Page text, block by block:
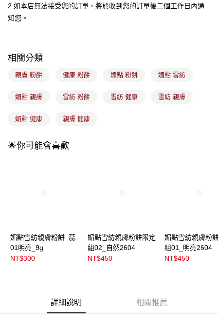
大哥付你分期
相關說明
流程，驗證手機門號後，選擇欲分期的期數、繳款截止日，確認付款後即完
3.實際核准額度、可分期數及費用金額請依後續交易確認頁面所載為準。
消。如遇「轉專審核」未通過狀況，表示未達大哥付你分期系統評分，恕無
1.分期款項不併入電信帳單，「大哥付你分期」於每月結算日後寄送繳費提
帳／街口支付／iPASS MONEY」等通路繳費。
運送方式
全家取貨付款
每筆NT$100，滿NT$899(含以上)免運費
7-11取貨付款
付款後門市自取
每筆NT$100，滿NT$399(含以上)免運費
2.如本店無法接受您的訂單，將於收到您的訂單後二個工作日內通
知您。
相關分類
親膚 粉餅 健康 粉餅 媚點 粉餅 媚點 雪紡
媚點 親膚 雪紡 粉餅 雪紡 健康 雪紡 親膚
媚點 健康 親膚 健康
🌟你可能會喜歡
媚點雪紡親膚粉餅_蕊
01明亮_9g
NT$300
媚點雪紡親膚粉餅限定
組02_自然2604
NT$450
媚點雪紡親膚粉
組01_明亮2604
NT$450
詳細說明 相關推薦